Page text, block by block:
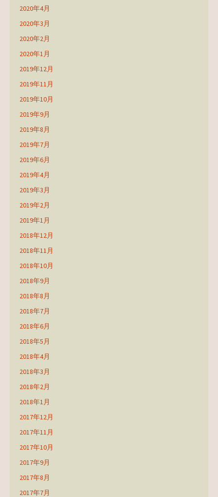
2020年4月
2020年3月
2020年2月
2020年1月
2019年12月
2019年11月
2019年10月
2019年9月
2019年8月
2019年7月
2019年6月
2019年4月
2019年3月
2019年2月
2019年1月
2018年12月
2018年11月
2018年10月
2018年9月
2018年8月
2018年7月
2018年6月
2018年5月
2018年4月
2018年3月
2018年2月
2018年1月
2017年12月
2017年11月
2017年10月
2017年9月
2017年8月
2017年7月